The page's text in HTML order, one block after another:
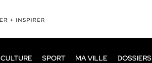
CULTURE SPORT MA VILLE DOSSIERS